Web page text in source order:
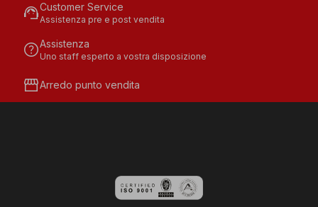
support_agentCustomer Service
Assistenza pre e post vendita
helpAssistenza
Uno staff esperto a vostra disposizione
storefrontArredo punto vendita